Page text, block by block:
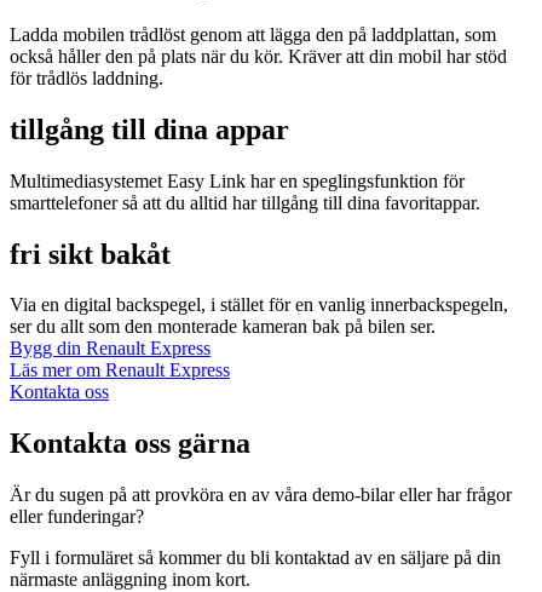
Ladda mobilen trådlöst genom att lägga den på laddplattan, som
också håller den på plats när du kör. Kräver att din mobil har stöd
för trådlös laddning.
tillgång till dina appar
Multimediasystemet Easy Link har en speglingsfunktion för
smarttelefoner så att du alltid har tillgång till dina favoritappar.
fri sikt bakåt
Via en digital backspegel, i stället för en vanlig innerbackspegeln,
ser du allt som den monterade kameran bak på bilen ser.
Bygg din Renault Express
Läs mer om Renault Express
Kontakta oss
Kontakta oss gärna
Är du sugen på att provköra en av våra demo-bilar eller har frågor
eller funderingar?
Fyll i formuläret så kommer du bli kontaktad av en säljare på din
närmaste anläggning inom kort.